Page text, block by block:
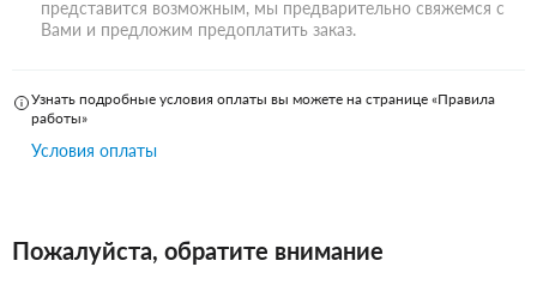
представится возможным, мы предварительно свяжемся с
Вами и предложим предоплатить заказ.
Узнать подробные условия оплаты вы можете на странице «Правила
работы»
Условия оплаты
Пожалуйста, обратите внимание